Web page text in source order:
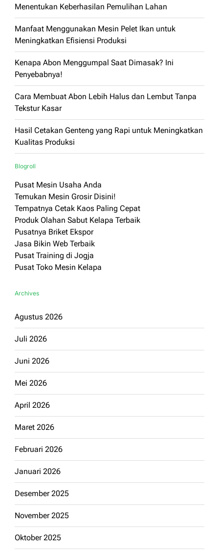
Menentukan Keberhasilan Pemulihan Lahan
Manfaat Menggunakan Mesin Pelet Ikan untuk
Meningkatkan Efisiensi Produksi
Kenapa Abon Menggumpal Saat Dimasak? Ini
Penyebabnya!
Cara Membuat Abon Lebih Halus dan Lembut Tanpa
Tekstur Kasar
Hasil Cetakan Genteng yang Rapi untuk Meningkatkan
Kualitas Produksi
Blogroll
Pusat Mesin Usaha Anda
Temukan Mesin Grosir Disini!
Tempatnya Cetak Kaos Paling Cepat
Produk Olahan Sabut Kelapa Terbaik
Pusatnya Briket Ekspor
Jasa Bikin Web Terbaik
Pusat Training di Jogja
Pusat Toko Mesin Kelapa
Archives
Agustus 2026
Juli 2026
Juni 2026
Mei 2026
April 2026
Maret 2026
Februari 2026
Januari 2026
Desember 2025
November 2025
Oktober 2025